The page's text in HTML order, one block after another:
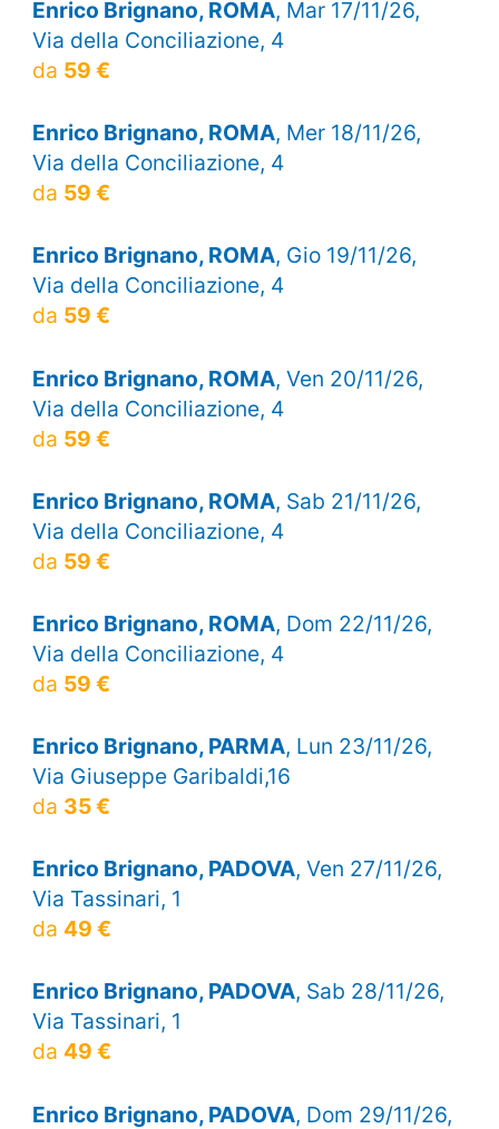
Enrico Brignano, ROMA, Mar 17/11/26,
Via della Conciliazione, 4
da 59 €
Enrico Brignano, ROMA, Mer 18/11/26,
Via della Conciliazione, 4
da 59 €
Enrico Brignano, ROMA, Gio 19/11/26,
Via della Conciliazione, 4
da 59 €
Enrico Brignano, ROMA, Ven 20/11/26,
Via della Conciliazione, 4
da 59 €
Enrico Brignano, ROMA, Sab 21/11/26,
Via della Conciliazione, 4
da 59 €
Enrico Brignano, ROMA, Dom 22/11/26,
Via della Conciliazione, 4
da 59 €
Enrico Brignano, PARMA, Lun 23/11/26,
Via Giuseppe Garibaldi,16
da 35 €
Enrico Brignano, PADOVA, Ven 27/11/26,
Via Tassinari, 1
da 49 €
Enrico Brignano, PADOVA, Sab 28/11/26,
Via Tassinari, 1
da 49 €
Enrico Brignano, PADOVA, Dom 29/11/26,